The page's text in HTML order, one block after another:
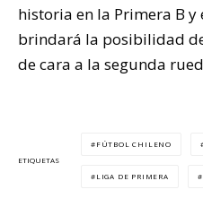
historia en la Primera B y
brindará la posibilidad
de cara a la segunda
ETIQUETAS
FÚTBOL CHILENO
LIGA DE PRIMERA